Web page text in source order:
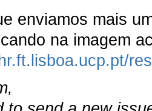
enviamos mais
na imagem